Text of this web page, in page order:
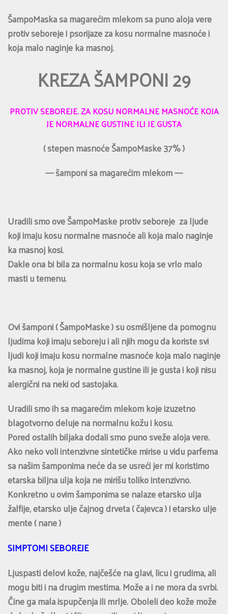
ŠampoMaska sa magarećim mlekom sa puno aloja vere
protiv seboreje i psorijaze za kosu normalne masnoće i
koja malo naginje ka masnoj.
KREZA ŠAMPONI 29
PROTIV SEBOREJE. ZA KOSU NORMALNE MASNOĆE KOJA
JE NORMALNE GUSTINE ILI JE GUSTA
( stepen masnoće ŠampoMaske 37% )
—– šamponi sa magarećim mlekom —–
Uradili smo ove ŠampoMaske protiv seboreje za ljude
koji imaju kosu normalne masnoće ali koja malo naginje
ka masnoj kosi.
Dakle ona bi bila za normalnu kosu koja se vrlo malo
masti u temenu.
Ovi šamponi ( ŠampoMaske ) su osmišljene da pomognu
ljudima koji imaju seboreju i ali njih mogu da koriste svi
ljudi koji imaju kosu normalne masnoće koja malo naginje
ka masnoj, koja je normalne gustine ili je gusta i koji nisu
alergični na neki od sastojaka.
Uradili smo ih sa magarećim mlekom koje izuzetno
blagotvorno deluje na normalnu kožu i kosu.
Pored ostalih biljaka dodali smo puno sveže aloja vere.
Ako neko voli intenzivne sintetičke mirise u vidu parfema
sa našim šamponima neće da se usreći jer mi koristimo
etarska biljna ulja koja ne mirišu toliko intenzivno.
Konkretno u ovim šamponima se nalaze etarsko ulja
žalfije, etarsko ulje čajnog drveta ( čajevca ) i etarsko ulje
mente ( nane )
SIMPTOMI SEBOREJE
Ljuspasti delovi kože, najčešće na glavi, licu i grudima, ali
mogu biti i na drugim mestima. Može a i ne mora da svrbi.
Čine ga mala ispupčenja ili mrlje. Oboleli deo kože može